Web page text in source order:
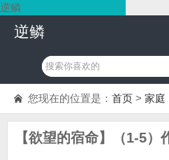
逆鳞
逆鳞
您现在的位置是： 首页 > 家庭
【欲望的宿命】（1-5）